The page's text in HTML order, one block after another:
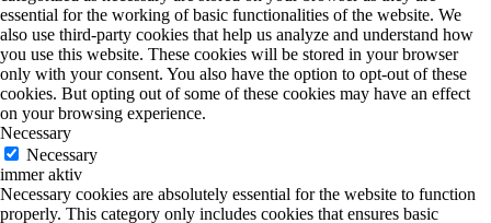
essential for the working of basic functionalities of the website. We
also use third-party cookies that help us analyze and understand how
you use this website. These cookies will be stored in your browser
only with your consent. You also have the option to opt-out of these
cookies. But opting out of some of these cookies may have an effect
on your browsing experience.
Necessary
Necessary
immer aktiv
Necessary cookies are absolutely essential for the website to function
properly. This category only includes cookies that ensures basic